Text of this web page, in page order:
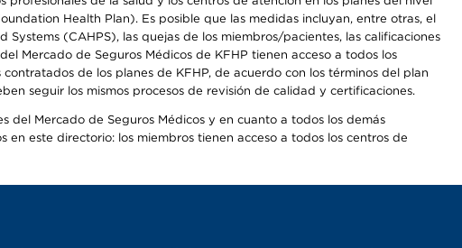
Health Plan). Es posible que las medidas incluyan, entre otras, el
(CAHPS), las quejas de los miembros/pacientes, las calificaciones
Mercado de Seguros Médicos de KFHP tienen acceso a todos los
de los planes de KFHP, de acuerdo con los términos del plan
seguir los mismos procesos de revisión de calidad y certificaciones.
del Mercado de Seguros Médicos y en cuanto a todos los demás
este directorio: los miembros tienen acceso a todos los centros de